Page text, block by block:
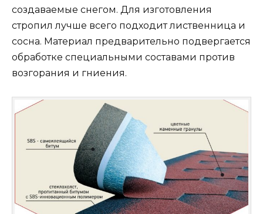
создаваемые снегом. Для изготовления
стропил лучше всего подходит лиственница и
сосна. Материал предварительно подвергается
обработке специальными составами против
возгорания и гниения.